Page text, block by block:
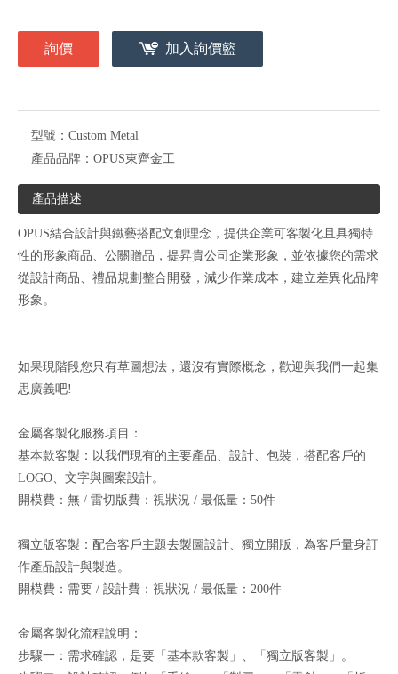
詢價 加入詢價籃
型號： Custom Metal
產品品牌： OPUS東齊金工
產品描述
OPUS結合設計與鐵藝搭配文創理念，提供企業可客製化且具獨特
性的形象商品、公關贈品，提昇貴公司企業形象，並依據您的需求
從設計商品、禮品規劃整合開發，減少作業成本，建立差異化品牌
形象。
如果現階段您只有草圖想法，還沒有實際概念，歡迎與我們一起集
思廣義吧!
金屬客製化服務項目：
基本款客製：以我們現有的主要產品、設計、包裝，搭配客戶的
LOGO、文字與圖案設計。
開模費：無 / 雷切版費：視狀況 / 最低量：50件
獨立版客製：配合客戶主題去製圖設計、獨立開版，為客戶量身訂
作產品設計與製造。
開模費：需要 / 設計費：視狀況 / 最低量：200件
金屬客製化流程說明：
步驟一：需求確認，是要「基本款客製」、「獨立版客製」。